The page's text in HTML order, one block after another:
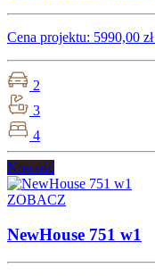
Cena projektu: 5990,00 zł
2
3
4
Nowość
ZOBACZ
NewHouse 751 w1